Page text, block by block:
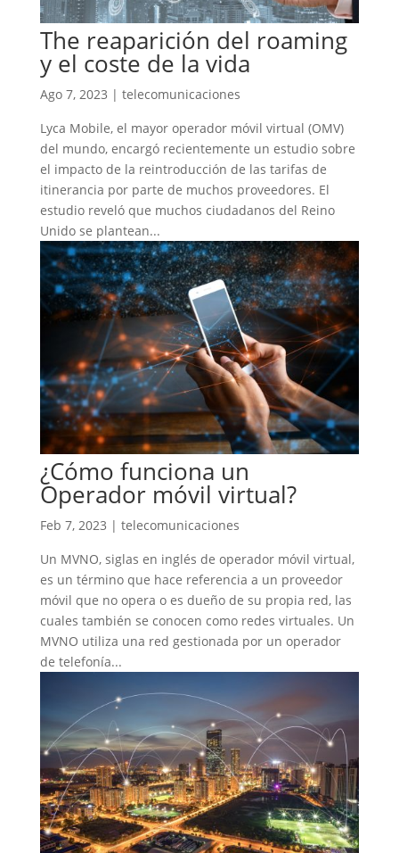
The reaparición del roaming
y el coste de la vida
Ago 7, 2023 | telecomunicaciones
Lyca Mobile, el mayor operador móvil virtual (OMV)
del mundo, encargó recientemente un estudio sobre
el impacto de la reintroducción de las tarifas de
itinerancia por parte de muchos proveedores. El
estudio reveló que muchos ciudadanos del Reino
Unido se plantean...
¿Cómo funciona un
Operador móvil virtual?
Feb 7, 2023 | telecomunicaciones
Un MVNO, siglas en inglés de operador móvil virtual,
es un término que hace referencia a un proveedor
móvil que no opera o es dueño de su propia red, las
cuales también se conocen como redes virtuales. Un
MVNO utiliza una red gestionada por un operador
de telefonía...